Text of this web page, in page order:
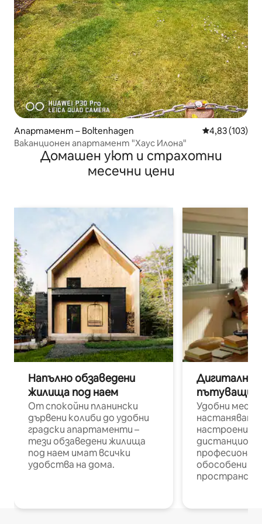
Апартамент – Boltenhagen Средна
4,83 (103)
Ваканционен апартамент "Хаус Илона"
Домашен уют и страхотни
месечни цени
Напълно обзаведени
жилища под наем
От спокойни планински
дървени колиби до удобни
градски апартаменти –
тези обзаведени жилища
под наем имат всички
удобства на дома.
Дигитални
пътуващи
Удобни
настаняване
настроени и
обособени